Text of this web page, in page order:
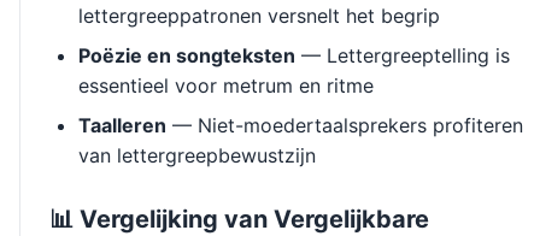
lettergreeppatronen versnelt het begrip
Poëzie en songteksten — Lettergreeptelling is
essentieel voor metrum en ritme
Taalleren — Niet-moedertaalsprekers profiteren
van lettergreepbewustzijn
📊 Vergelijking van Vergelijkbare